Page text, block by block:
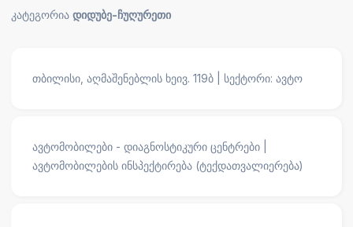
კატეგორია დიდუბე-ჩუღურეთი
თბილისი, აღმაშენებლის ხეივ. 119ბ | სექტორი: ავტო
ავტომობილები - დიაგნოსტიკური ცენტრები |
ავტომობილების ინსპექტირება (ტექდათვალიერება)